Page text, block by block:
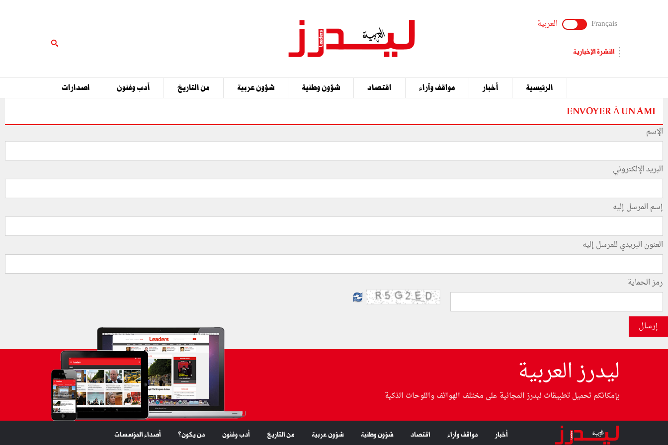
Français العربية
النشرة الإخبارية
الرئيسية أخبار مواقف وآراء اقتصاد شؤون وطنية شؤون عربية من التاريخ أدب وفنون اصدارات
ENVOYER À UN AMI
الإسم
البريد الإلكتروني
إسم المرسل إليه
العنون البريدي للمرسل إليه
رمز الحماية
إرسال
ليدرز العربية
بإمكانكم تحميل تطبيقات ليدرز المجانية على مختلف الهواتف واللوحات الذكية
أخبار مواقف وآراء اقتصاد شؤون وطنية شؤون عربية من التاريخ أدب وفنون من يكون؟ أصداء المؤسسات